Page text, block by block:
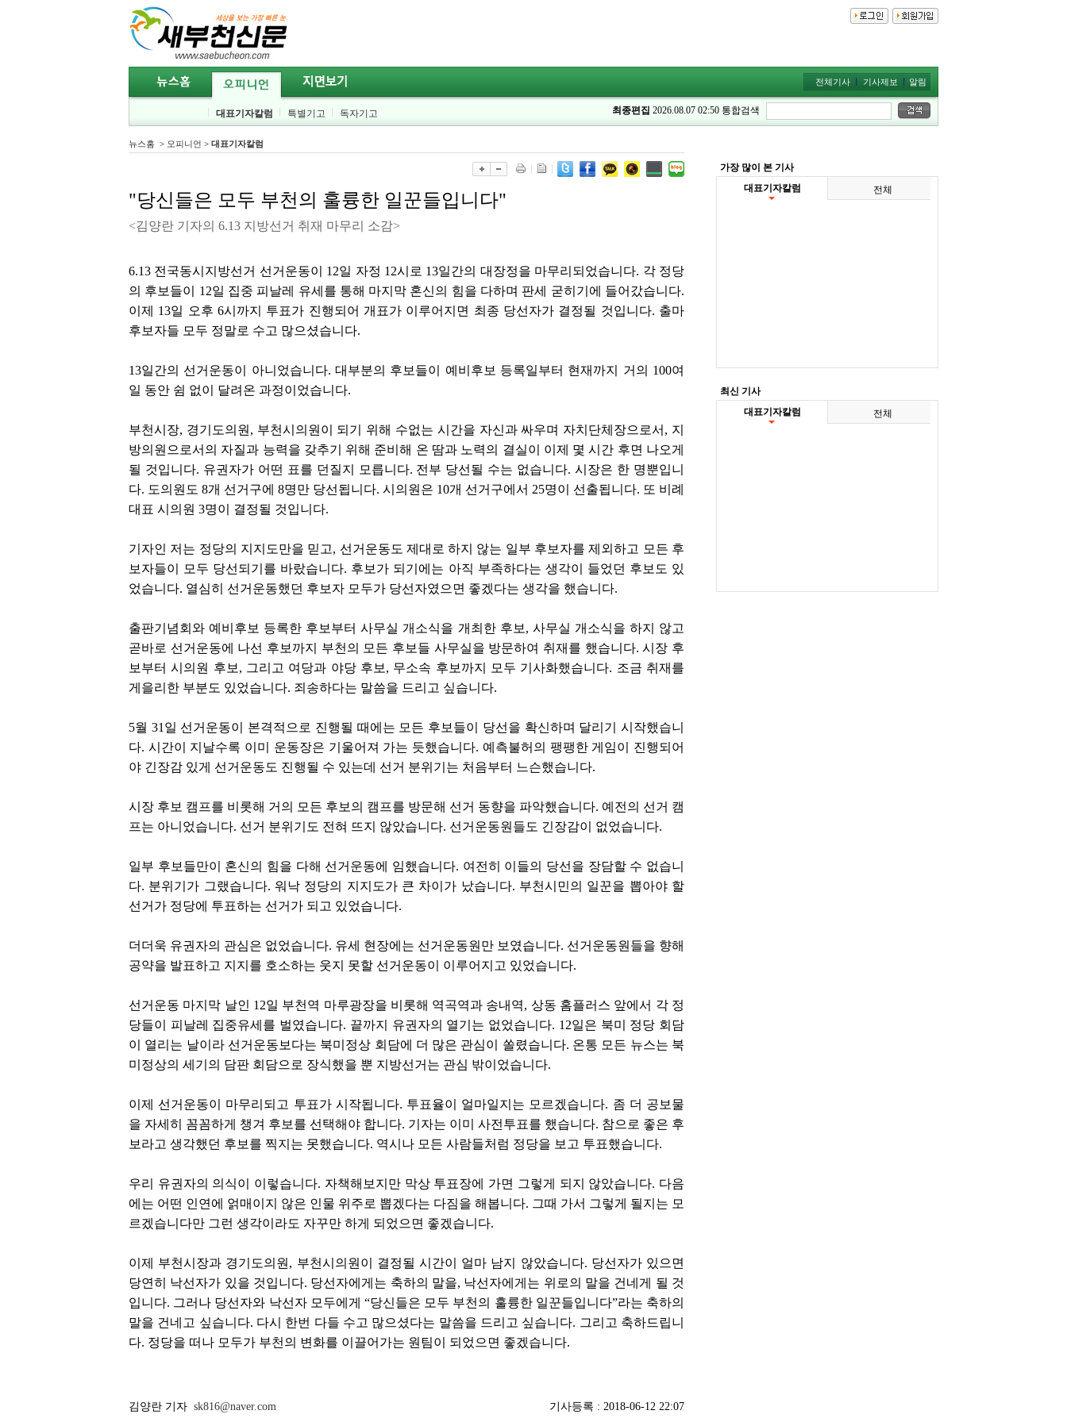
대표기자칼럼 특별기고 독자기고
전체기사 기사제보 알림
최종편집 2026.08.07 02:50 통합검색
뉴스홈 > 오피니언 > 대표기자칼럼
"당신들은 모두 부천의 훌륭한 일꾼들입니다"
<김양란 기자의 6.13 지방선거 취재 마무리 소감>
6.13 전국동시지방선거 선거운동이 12일 자정 12시로 13일간의 대장정을 마무리되었습니다. 각 정당
의 후보들이 12일 집중 피날레 유세를 통해 마지막 혼신의 힘을 다하며 판세 굳히기에 들어갔습니다.
이제 13일 오후 6시까지 투표가 진행되어 개표가 이루어지면 최종 당선자가 결정될 것입니다. 출마
후보자들 모두 정말로 수고 많으셨습니다.
13일간의 선거운동이 아니었습니다. 대부분의 후보들이 예비후보 등록일부터 현재까지 거의 100여
일 동안 쉼 없이 달려온 과정이었습니다.
부천시장, 경기도의원, 부천시의원이 되기 위해 수없는 시간을 자신과 싸우며 자치단체장으로서, 지
방의원으로서의 자질과 능력을 갖추기 위해 준비해 온 땀과 노력의 결실이 이제 몇 시간 후면 나오게
될 것입니다. 유권자가 어떤 표를 던질지 모릅니다. 전부 당선될 수는 없습니다. 시장은 한 명뿐입니
다. 도의원도 8개 선거구에 8명만 당선됩니다. 시의원은 10개 선거구에서 25명이 선출됩니다. 또 비례
대표 시의원 3명이 결정될 것입니다.
기자인 저는 정당의 지지도만을 믿고, 선거운동도 제대로 하지 않는 일부 후보자를 제외하고 모든 후
보자들이 모두 당선되기를 바랐습니다. 후보가 되기에는 아직 부족하다는 생각이 들었던 후보도 있
었습니다. 열심히 선거운동했던 후보자 모두가 당선자였으면 좋겠다는 생각을 했습니다.
출판기념회와 예비후보 등록한 후보부터 사무실 개소식을 개최한 후보, 사무실 개소식을 하지 않고
곧바로 선거운동에 나선 후보까지 부천의 모든 후보들 사무실을 방문하여 취재를 했습니다. 시장 후
보부터 시의원 후보, 그리고 여당과 야당 후보, 무소속 후보까지 모두 기사화했습니다. 조금 취재를
게을리한 부분도 있었습니다. 죄송하다는 말씀을 드리고 싶습니다.
5월 31일 선거운동이 본격적으로 진행될 때에는 모든 후보들이 당선을 확신하며 달리기 시작했습니
다. 시간이 지날수록 이미 운동장은 기울어져 가는 듯했습니다. 예측불허의 팽팽한 게임이 진행되어
야 긴장감 있게 선거운동도 진행될 수 있는데 선거 분위기는 처음부터 느슨했습니다.
시장 후보 캠프를 비롯해 거의 모든 후보의 캠프를 방문해 선거 동향을 파악했습니다. 예전의 선거 캠
프는 아니었습니다. 선거 분위기도 전혀 뜨지 않았습니다. 선거운동원들도 긴장감이 없었습니다.
일부 후보들만이 혼신의 힘을 다해 선거운동에 임했습니다. 여전히 이들의 당선을 장담할 수 없습니
다. 분위기가 그랬습니다. 워낙 정당의 지지도가 큰 차이가 났습니다. 부천시민의 일꾼을 뽑아야 할
선거가 정당에 투표하는 선거가 되고 있었습니다.
더더욱 유권자의 관심은 없었습니다. 유세 현장에는 선거운동원만 보였습니다. 선거운동원들을 향해
공약을 발표하고 지지를 호소하는 웃지 못할 선거운동이 이루어지고 있었습니다.
선거운동 마지막 날인 12일 부천역 마루광장을 비롯해 역곡역과 송내역, 상동 홈플러스 앞에서 각 정
당들이 피날레 집중유세를 벌였습니다. 끝까지 유권자의 열기는 없었습니다. 12일은 북미 정당 회담
이 열리는 날이라 선거운동보다는 북미정상 회담에 더 많은 관심이 쏠렸습니다. 온통 모든 뉴스는 북
미정상의 세기의 담판 회담으로 장식했을 뿐 지방선거는 관심 밖이었습니다.
이제 선거운동이 마무리되고 투표가 시작됩니다. 투표율이 얼마일지는 모르겠습니다. 좀 더 공보물
을 자세히 꼼꼼하게 챙겨 후보를 선택해야 합니다. 기자는 이미 사전투표를 했습니다. 참으로 좋은 후
보라고 생각했던 후보를 찍지는 못했습니다. 역시나 모든 사람들처럼 정당을 보고 투표했습니다.
우리 유권자의 의식이 이렇습니다. 자책해보지만 막상 투표장에 가면 그렇게 되지 않았습니다. 다음
에는 어떤 인연에 얽매이지 않은 인물 위주로 뽑겠다는 다짐을 해봅니다. 그때 가서 그렇게 될지는 모
르겠습니다만 그런 생각이라도 자꾸만 하게 되었으면 좋겠습니다.
이제 부천시장과 경기도의원, 부천시의원이 결정될 시간이 얼마 남지 않았습니다. 당선자가 있으면
당연히 낙선자가 있을 것입니다. 당선자에게는 축하의 말을, 낙선자에게는 위로의 말을 건네게 될 것
입니다. 그러나 당선자와 낙선자 모두에게 “당신들은 모두 부천의 훌륭한 일꾼들입니다”라는 축하의
말을 건네고 싶습니다. 다시 한번 다들 수고 많으셨다는 말씀을 드리고 싶습니다. 그리고 축하드립니
다. 정당을 떠나 모두가 부천의 변화를 이끌어가는 원팀이 되었으면 좋겠습니다.
김양란 기자 sk816@naver.com 기사등록 : 2018-06-12 22:07
가장 많이 본 기사
대표기자칼럼
전체
최신 기사
대표기자칼럼
전체